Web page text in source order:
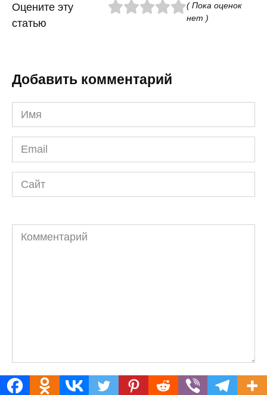
Оцените эту
статью
( Пока оценок
нет )
Добавить комментарий
Имя
*
Email
*
Сайт
Комментарий
Нажимая на кнопку "Отправить комментарий", я даю
согласие на обработку персональных данных и принимаю